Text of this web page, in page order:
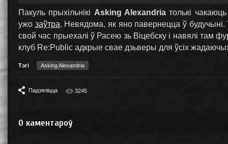
Пакуль прыхільнікі Asking Alexandriaтолькі
ужо заўтра. Невядома, як яно павернецца ў
свой час прыехалі ў Расею зь Віцебску і навялі там
клуб Re:Public адкрые свае дзьверы для ўсіх
Тэгі Asking Alexandria
Падзяліцца 3245
0 каментароў